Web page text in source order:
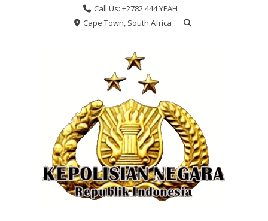
Call Us: +2782 444 YEAH
Cape Town, South Africa